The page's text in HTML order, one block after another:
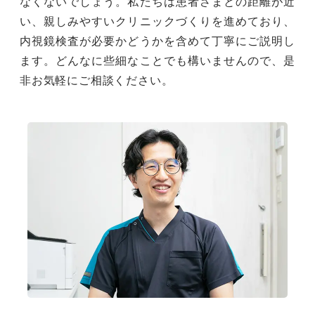
い、親しみやすいクリニックづくりを進めており、
内視鏡検査が必要かどうかを含めて丁寧にご説明し
ます。どんなに些細なことでも構いませんので、是
非お気軽にご相談ください。